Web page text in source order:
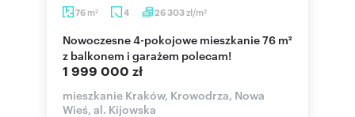
76 m2 4 26 303zł/m2
Nowoczesne 4-pokojowe mieszkanie 76 m²
z balkonem i garażem polecam!
1 999 000 zł
mieszkanie Kraków, Krowodrza, Nowa
Wieś, al. Kijowska